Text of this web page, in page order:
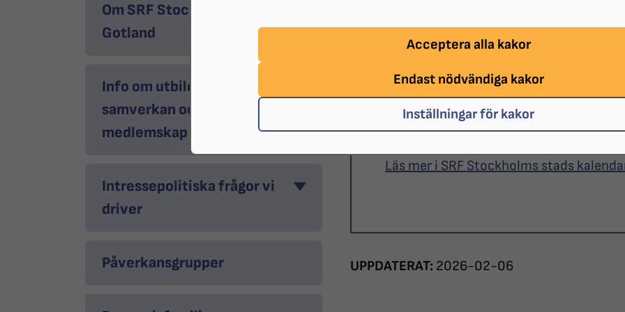
Acceptera alla kakor
Endast nödvändiga kakor
Inställningar för kakor
Om SRF Stockholm
Gotland
Info om utbildningar,
samverkan och
medlemskap
Intressepolitiska frågor vi
driver
Påverkansgrupper
DATUM:
2026-02-24 klockan 13:15 -
SRF Stockholms stad
KOSTNAD:
500 kr
Läs mer i SRF Stockholms stads
UPPDATERAT: 2026-02-06